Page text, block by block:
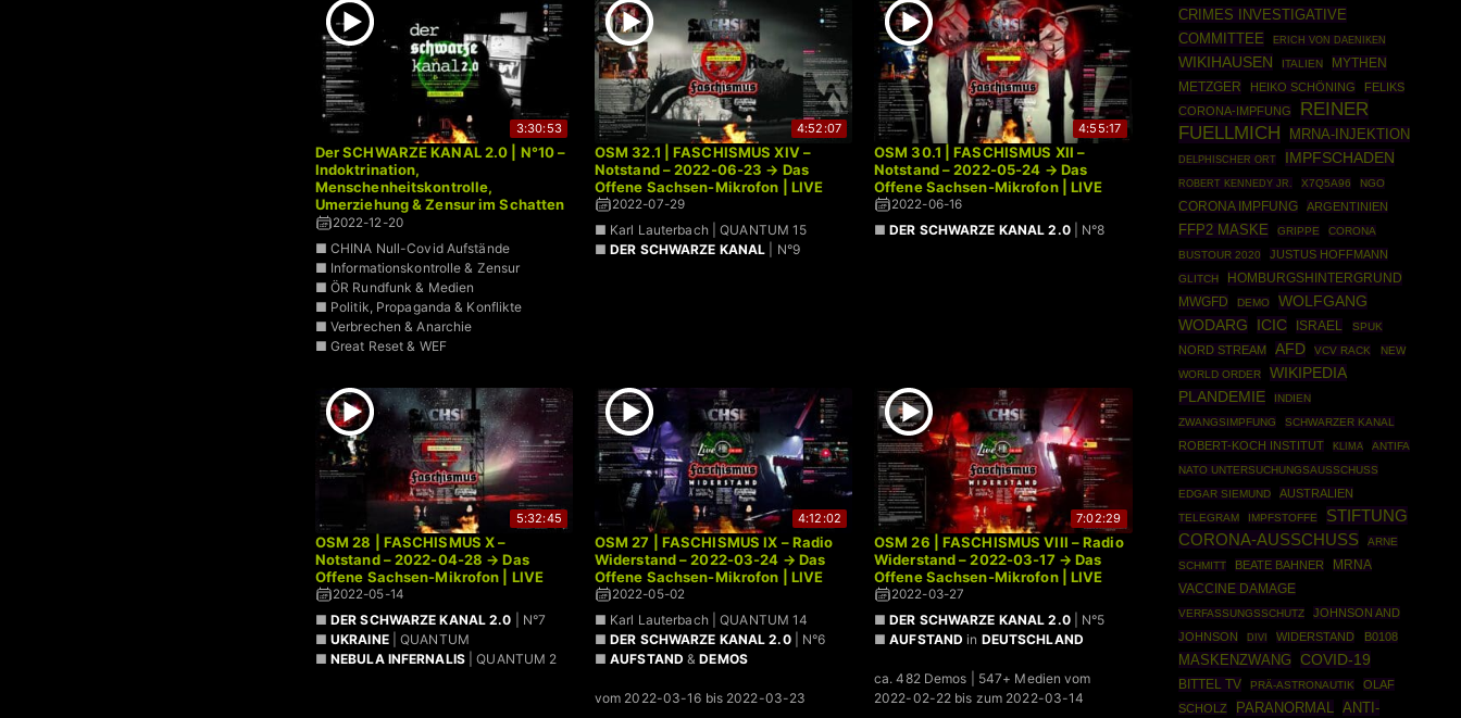
3:30:53
Der SCHWARZE KANAL 2.0 | N°10 –
Indoktrination,
Menschenheitskontrolle,
Umerziehung & Zensur im Schatten
einer neuen Weltordnung
2022-12-20
■ CHINA Null-Covid Aufstände
■ Informationskontrolle & Zensur
■ ÖR Rundfunk & Medien
■ Politik, Propaganda & Konflikte
■ Verbrechen & Anarchie
■ Great Reset & WEF
4:52:07
OSM 32.1 | FASCHISMUS XIV –
Notstand – 2022-06-23 → Das
Offene Sachsen-Mikrofon | LIVE
2022-07-29
■ Karl Lauterbach | QUANTUM 15
■DER SCHWARZE KANAL | N°9
4:55:17
OSM 30.1 | FASCHISMUS XII –
Notstand – 2022-05-24 → Das
Offene Sachsen-Mikrofon | LIVE
2022-06-16
■DER SCHWARZE KANAL 2.0| N°8
5:32:45
OSM 28 | FASCHISMUS X –
Notstand – 2022-04-28 → Das
Offene Sachsen-Mikrofon | LIVE
2022-05-14
■ DER SCHWARZE KANAL 2.0 | N°7
■ UKRAINE| QUANTUM
■ NEBULA INFERNALIS| QUANTUM 2
4:12:02
OSM 27 | FASCHISMUS IX – Radio
Widerstand – 2022-03-24 → Das
Offene Sachsen-Mikrofon | LIVE
2022-05-02
■ Karl Lauterbach | QUANTUM 14
■DER SCHWARZE KANAL 2.0| N°6
■AUFSTAND &DEMOS
vom 2022-03-16 bis 2022-03-23
7:02:29
OSM 26 | FASCHISMUS VIII – Radio
Widerstand – 2022-03-17 → Das
Offene Sachsen-Mikrofon | LIVE
2022-03-27
■DER SCHWARZE KANAL 2.0| N°5
■AUFSTAND in DEUTSCHLAND
ca. 482 Demos | 547+ Medien vom
2022-02-22 bis zum 2022-03-14
CRIMES INVESTIGATIVE
COMMITTEE
ERICH VON DAENIKEN
WIKIHAUSEN ITALIEN
MYTHEN
METZGER
HEIKO SCHÖNING
FELIKS
CORONA-IMPFUNG
REINER
FUELLMICH
MRNA-INJEKTION
DELPHISCHER ORT IMPFSCHADEN
ROBERT KENNEDY JR. X7Q5A96 NGO
CORONA IMPFUNG ARGENTINIEN
FFP2 MASKE GRIPPE
CORONA
BUSTOUR 2020
JUSTUS HOFFMANN
GLITCH
HOMBURGSHINTERGRUND
MWGFD
DEMO
WOLFGANG
WODARG
ICIC ISRAEL SPUK
NORD STREAM AFD VCV RACK
NEW
WORLD ORDER
WIKIPEDIA
PLANDEMIE
INDIEN
ZWANGSIMPFUNG
SCHWARZER KANAL
ROBERT-KOCH INSTITUT KLIMA
ANTIFA
NATO UNTERSUCHUNGSAUSSCHUSS
EDGAR SIEMUND
AUSTRALIEN
TELEGRAM IMPFSTOFFE
STIFTUNG
CORONA-AUSSCHUSS
ARNE
SCHMITT
BEATE BAHNER
MRNA
VACCINE DAMAGE
VERFASSUNGSSCHUTZ
JOHNSON AND
JOHNSON
DIVI WIDERSTAND B0108
MASKENZWANG COVID-19
BITTEL TV PRÄ-ASTRONAUTIK
OLAF
SCHOLZ
PARANORMAL ANTI-